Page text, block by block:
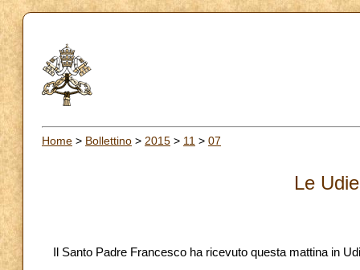
Home > Bollettino > 2015 > 11 > 07
Le
Il Santo Padre Francesco ha ricevuto questa mattina in